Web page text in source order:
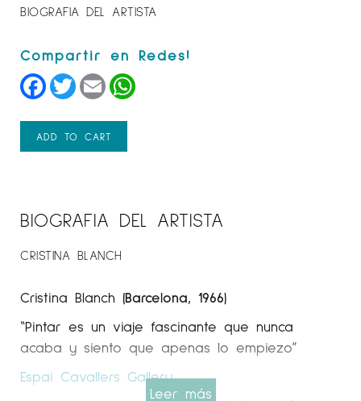
BIOGRAFIA DEL ARTISTA
Facebook
TwitterEmail
ADD TO CART
BIOGRAFIA DEL ARTISTA
CRISTINA BLANCH
Cristina Blanch (Barcelona, 1966)
“Pintar es un viaje fascinante que nunca
acaba y siento que apenas lo empiezo”
Espai Cavallers Gallery
Leer más